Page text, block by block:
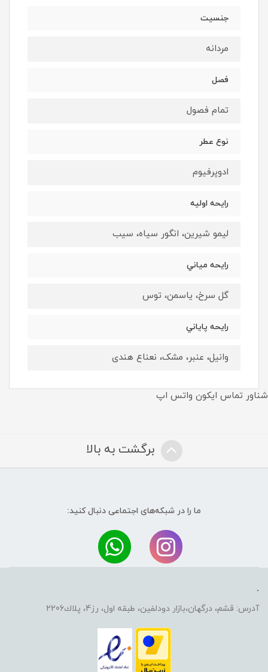
جنسيت
مردانه
فصل
تمام فصول
نوع عطر
ادوپرفيوم
رايحه اوليه
لیمو شیرین، انگور سیاه، سیب
رايحه مياني
گل سرخ، یاسمن، توس
رايحه پاياني
وانیل، عنبر، مشک، نعناع هندی
شناور تماس ایکون واتس اپ
برگشت به بالا
ما را در شبکه‌های اجتماعی دنبال کنید:
.
آدرس: قشم، درگهان،بازار دودلفين، طبقه اول، رز4، پلاك2206